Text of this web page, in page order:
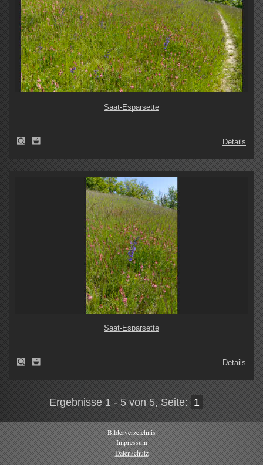
Saat-Esparsette
Details
Saat-Esparsette
Details
Ergebnisse 1 - 5 von 5, Seite: 1
Bilderverzeichnis
Impressum
Datenschutz